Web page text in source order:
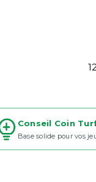
Conseil Coin
Base solide pour vos